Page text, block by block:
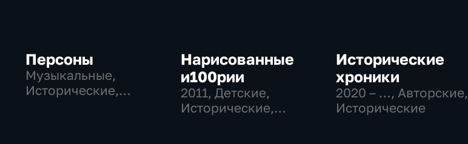
Персоны
Музыкальные,
Исторические,
Нарисованные
и100рии
2011, Детские,
Исторические,
Исторические
хроники
2020 – …, Авторские,
Исторические